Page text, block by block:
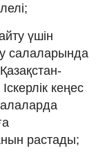
үшін
салаларында
кеңес
растады;